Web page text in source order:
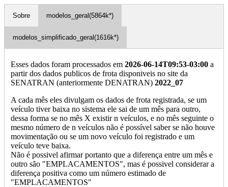
Sobre modelos_geral(5864k*)
modelos_simplificado_geral(1616k*)
Esses dados foram processados em 2026-06-14T09:53-03:00 a
partir dos dados publicos de frota disponiveis no site da
SENATRAN (anteriormente DENATRAN) 2022_07
A cada mês eles divulgam os dados de frota registrada, se um
veículo tiver baixa no sistema ele sai de um mês para outro,
dessa forma se no mês X existir n veículos, e no mês seguinte o
mesmo número de n veículos não é possível saber se não houve
movimentação ou se um novo veículo foi registrado e um
veículo teve baixa.
Não é possivel afirmar portanto que a diferença entre um mês e
outro são "EMPLACAMENTOS", mas é possivel considerar a
diferença positiva como um número estimado de
"EMPLACAMENTOS"